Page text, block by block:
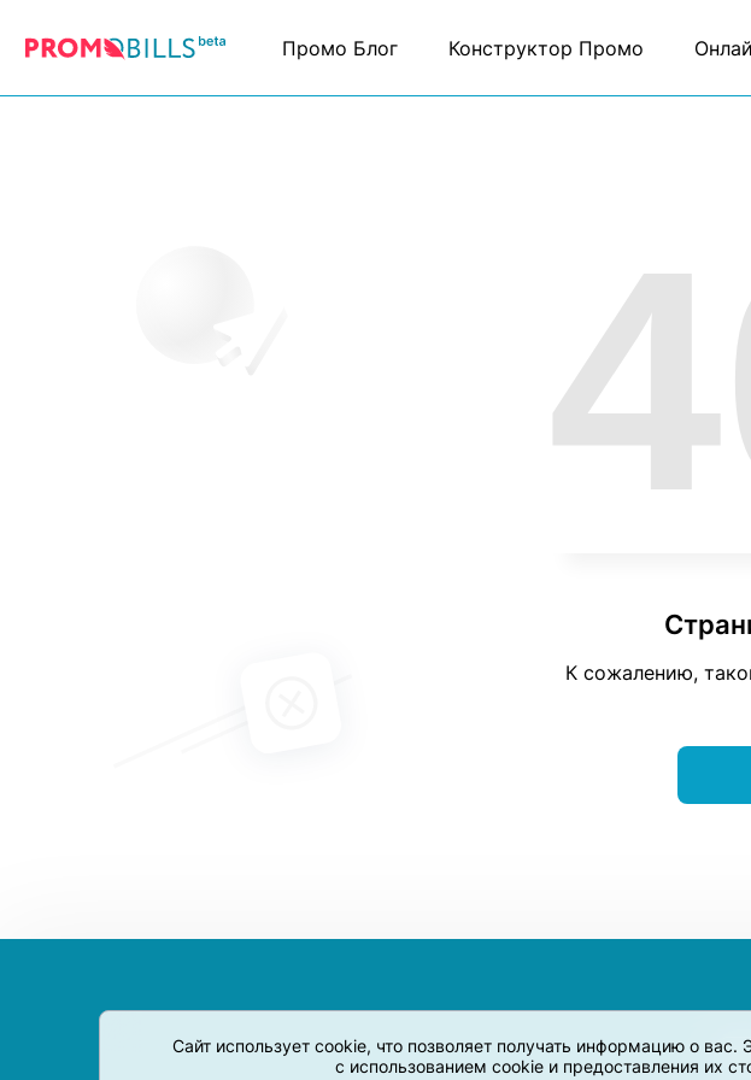
Сайт использует cookie, что позволяет получать информацию о
с использованием cookie и предоставления их
Промо Блог Конструктор Промо
К сожалению,